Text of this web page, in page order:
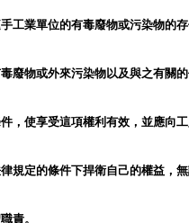
工業單位的有毒廢物或污染物的
廢物或外來污染物以及與之有關
，使享受這項權利有效，並應向
規定的條件下捍衛自己的權益，
責。